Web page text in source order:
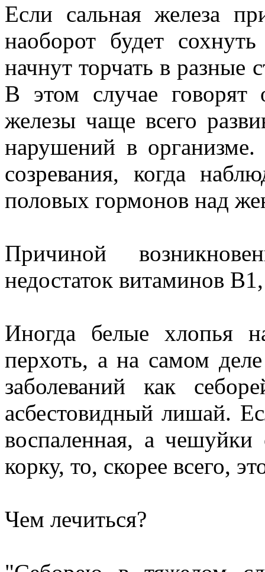
Если сальная железа
наоборот будет
начнут торчать в
В этом случае говорят
железы чаще всего
нарушений в
созревания, когда
половых гормонов над
Причиной
недостаток витаминов
Иногда белые хлопья
перхоть, а на самом
заболеваний как
асбестовидный лишай.
воспаленная, а чешуйки
корку, то, скорее всего,
Чем лечиться?